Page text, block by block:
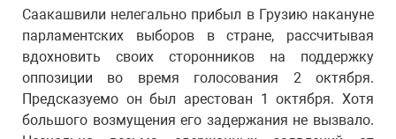
Саакашвили нелегально прибыл в Грузию накануне
парламентских выборов в стране, рассчитывая
вдохновить своих сторонников на поддержку
оппозиции во время голосования 2 октября.
Предсказуемо он был арестован 1 октября. Хотя
большого возмущения его задержания не вызвало.